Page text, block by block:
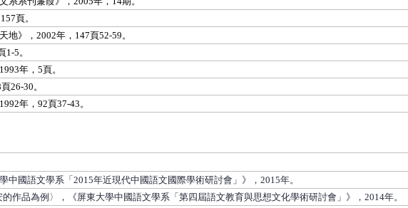
頁。
》，2002年，147頁52-59。
5。
年，5頁。
26-30。
年，92頁37-43。
國語文學系「2015年近現代中國語文國際學術研討會」》，2015年。
作品為例〉，《屏東大學中國語文學系「第四屆語文教育與思想文化學術研討會」》，2014年。